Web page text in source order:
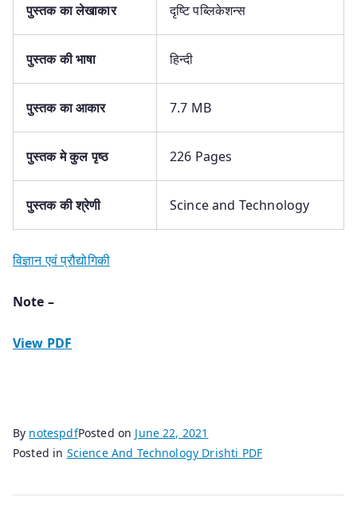
पुस्तकका लेखाकार दृष्टि पब्लिकेशन्स
पुस्तककी भाषा हिन्दी
पुस्तकका आकार 7.7 MB
पुस्तकमे कुल पृष्ठ 226 Pages
पुस्तककी श्रेणी Scince and Technology
विज्ञान एवं प्रौद्योगिकी
Note –
View PDF
By notespdfPosted on June 22, 2021
Posted in Science And Technology Drishti PDF